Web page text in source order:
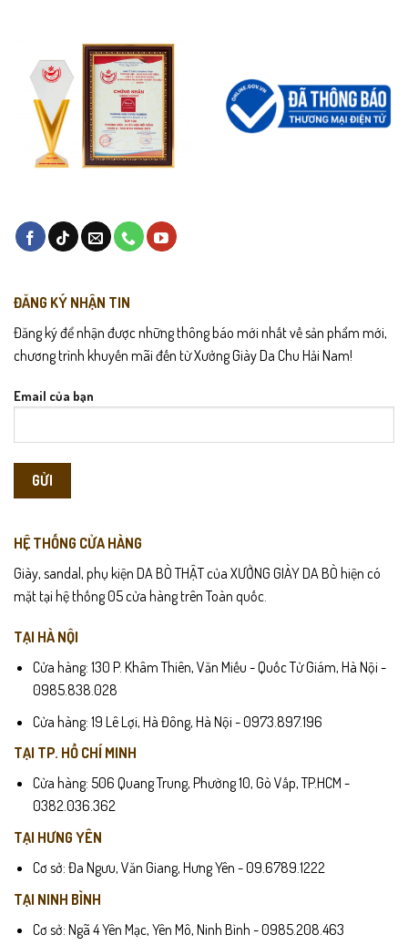
ĐĂNG KÝ NHẬN TIN
Đăng ký để nhận được những thông báo mới nhất về sản phẩm mới,
chương trình khuyến mãi đến từ Xưởng Giày Da Chu Hải Nam!
Email của bạn
HỆ THỐNG CỬA HÀNG
Giày, sandal, phụ kiện DA BÒ THẬT của XƯỞNG GIÀY DA BÒ hiện có
mặt tại hệ thống 05 cửa hàng trên Toàn quốc.
TẠI HÀ NỘI
Cửa hàng: 130 P. Khâm Thiên, Văn Miếu - Quốc Tử Giám, Hà Nội -
0985.838.028
Cửa hàng: 19 Lê Lợi, Hà Đông, Hà Nội - 0973.897.196
TẠI TP. HỒ CHÍ MINH
Cửa hàng: 506 Quang Trung, Phường 10, Gò Vấp, TP.HCM -
0382.036.362
TẠI HƯNG YÊN
Cơ sở: Đa Ngưu, Văn Giang, Hưng Yên - 09.6789.1222
TẠI NINH BÌNH
Cơ sở: Ngã 4 Yên Mạc, Yên Mô, Ninh Bình - 0985.208.463